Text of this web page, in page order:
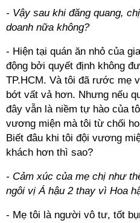
- Vậy sau khi đăng quang,
doanh nữa không?
- Hiện tại quán ăn nhỏ của
động bởi quyết định không
TP.HCM. Và tôi đã rước mẹ
bớt vất vả hơn. Nhưng nếu
đây vẫn là niềm tự hào của
vương miện mà tôi từ chối
Biết đâu khi tôi đội vương
khách hơn thì sao?
- Cảm xúc của mẹ chị như
ngôi vị Á hậu 2 thay vì Hoa
- Mẹ tôi là người vô tư, tốt